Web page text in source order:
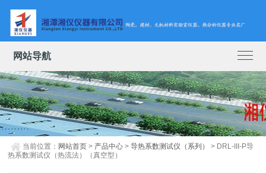
网站导航
当前位置： 网站首页 > 产品中心 >导热系数测试仪（系列）
> DRL-III-P导
热系数测试仪（热流法）（真空型）